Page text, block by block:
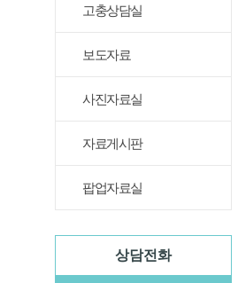
고충상담실
보도자료
사진자료실
자료게시판
팝업자료실
상담전화